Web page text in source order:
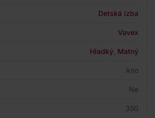
Detská izba
Vavex
Hladký Matný
Ano
Ne
350